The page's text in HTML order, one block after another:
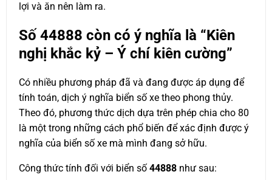
lợi và ăn nên làm ra.
Số 44888 còn có ý nghĩa là “Kiên
nghị khắc kỷ – Ý chí kiên cường”
Có nhiều phương pháp đã và đang được áp dụng để
tính toán, dịch ý nghĩa biển số xe theo phong thủy.
Theo đó, phương thức dịch dựa trên phép chia cho 80
là một trong những cách phổ biến để xác định được ý
nghĩa của biển số xe mà mình đang sở hữu.
Công thức tính đối với biển số44888 như sau: